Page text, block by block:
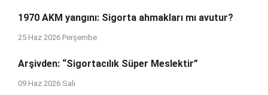
1970 AKM yangını: Sigorta ahmakları mı avutur?
25 Haz 2026 Perşembe
Arşivden: “Sigortacılık Süper Meslektir”
09 Haz 2026 Salı